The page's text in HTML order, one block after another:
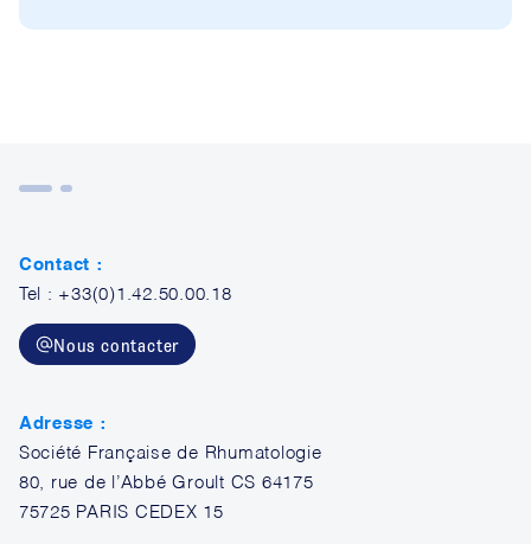
Contact :
Tel : +33(0)1.42.50.00.18
Nous contacter
Adresse :
Société Française de Rhumatologie
80, rue de l’Abbé Groult CS 64175
75725 PARIS CEDEX 15